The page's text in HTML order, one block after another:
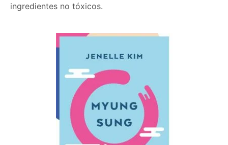
ingredientes no tóxicos.